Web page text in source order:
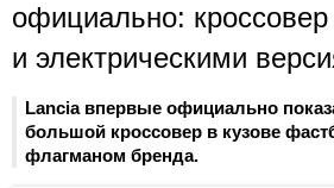
официально:
и электрическими
Lancia впервые официально
большой кроссовер в кузове
флагманом бренда.